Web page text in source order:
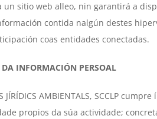
un sitio web alleo, nin garantirá a
contida nalgún destes
coas entidades conectadas.
DA INFORMACIÓN PERSOAL
JÍRÍDICS AMBIENTALS, SCCLP
propios da súa actividade;